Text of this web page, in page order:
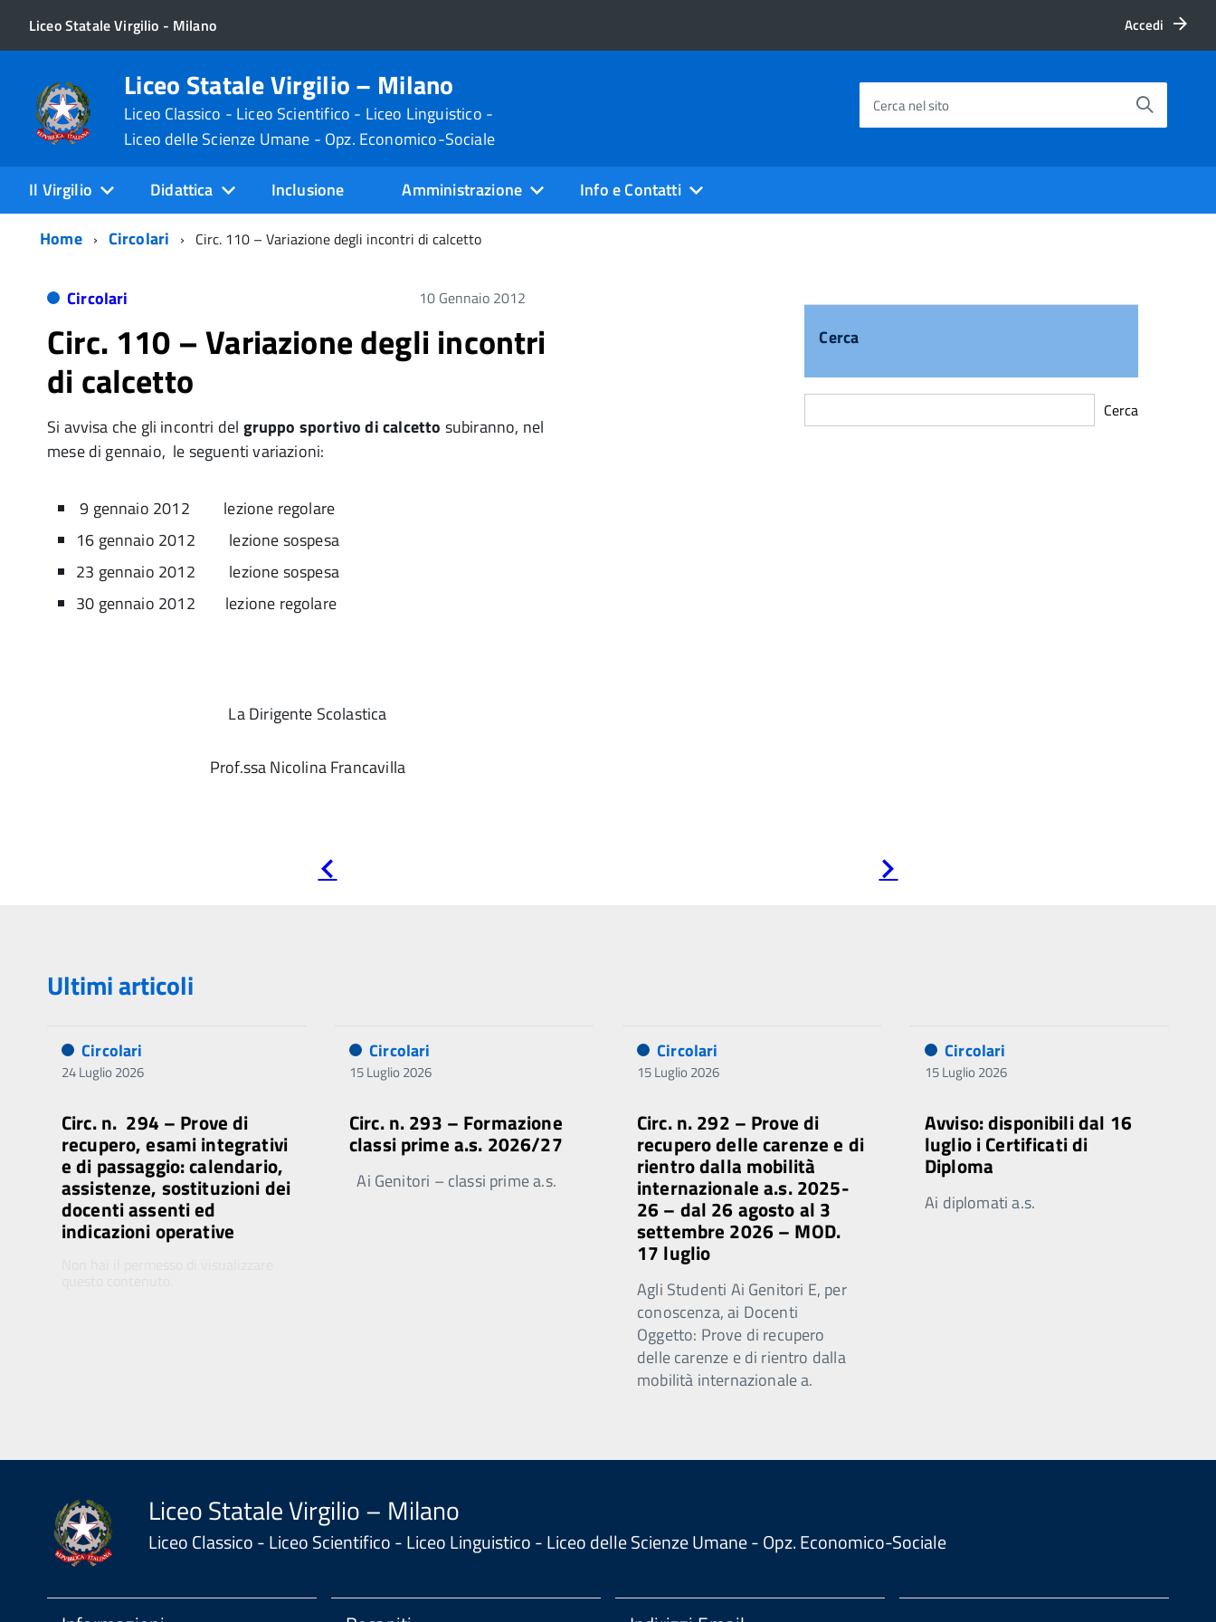
Liceo Statale Virgilio - Milano Accedi
Liceo Statale Virgilio – Milano
Liceo Classico - Liceo Scientifico - Liceo Linguistico -
Liceo delle Scienze Umane - Opz. Economico-Sociale
Cerca nel sito
Il Virgilio Didattica Inclusione Amministrazione
Info e Contatti
Home
Circolari Circ. 110 – Variazione degli incontri di calcetto
Circolari 10 Gennaio 2012
Circ. 110 – Variazione degli incontri
di calcetto
Si avvisa che gli incontri del gruppo sportivo di calcetto subiranno, nel
mese di gennaio, le seguenti variazioni:
9 gennaio 2012 lezione regolare
16 gennaio 2012 lezione sospesa
23 gennaio 2012 lezione sospesa
30 gennaio 2012 lezione regolare
La Dirigente Scolastica
Prof.ssa Nicolina Francavilla
Cerca
Cerca
precedente successiva
Ultimi articoli
Circolari
24 Luglio 2026
Circ. n. 294 – Prove di
recupero, esami integrativi
e di passaggio: calendario,
assistenze, sostituzioni dei
docenti assenti ed
indicazioni operative
Circolari
15 Luglio 2026
Circ. n. 293 – Formazione
classi prime a.s. 2026/27
Ai Genitori – classi prime a.s.
Circolari
15 Luglio 2026
Circ. n. 292 – Prove di
recupero delle carenze e di
rientro dalla mobilità
internazionale a.s. 2025-
26 – dal 26 agosto al 3
settembre 2026 – MOD.
17 luglio
Agli Studenti Ai Genitori E, per
conoscenza, ai Docenti
Oggetto: Prove di recupero
delle carenze e di rientro dalla
mobilità internazionale a.
Circolari
15 Luglio 2026
Avviso: disponibili dal 16
luglio i Certificati di
Diploma
Ai diplomati a.s.
Liceo Statale Virgilio – Milano
Liceo Classico - Liceo Scientifico - Liceo Linguistico - Liceo delle Scienze Umane - Opz. Economico-Sociale